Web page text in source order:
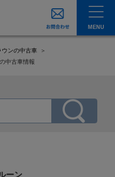
MENU
ンの中古車
中古車情報
ーン